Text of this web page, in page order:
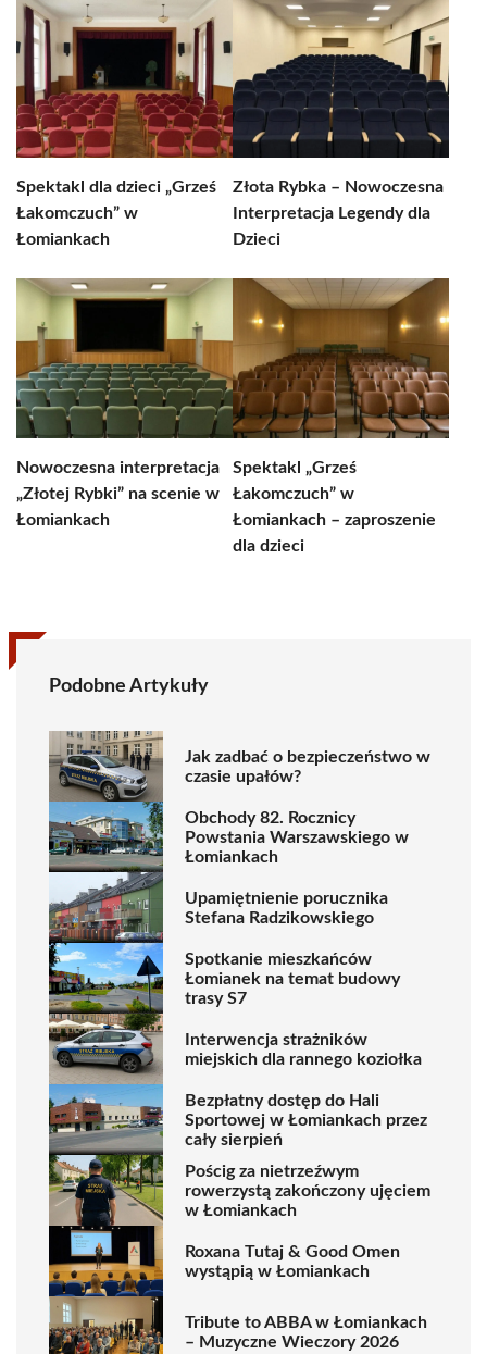
Spektakl dla dzieci „Grześ
Łakomczuch” w
Łomiankach
Złota Rybka – Nowoczesna
Interpretacja Legendy dla
Dzieci
Nowoczesna interpretacja
„Złotej Rybki” na scenie w
Łomiankach
Spektakl „Grześ
Łakomczuch” w
Łomiankach – zaproszenie
dla dzieci
Podobne Artykuły
Jak zadbać o bezpieczeństwo w
czasie upałów?
Obchody 82. Rocznicy
Powstania Warszawskiego w
Łomiankach
Upamiętnienie porucznika
Stefana Radzikowskiego
Spotkanie mieszkańców
Łomianek na temat budowy
trasy S7
Interwencja strażników
miejskich dla rannego koziołka
Bezpłatny dostęp do Hali
Sportowej w Łomiankach przez
cały sierpień
Pościg za nietrzeźwym
rowerzystą zakończony ujęciem
w Łomiankach
Roxana Tutaj & Good Omen
wystąpią w Łomiankach
Tribute to ABBA w Łomiankach
– Muzyczne Wieczory 2026